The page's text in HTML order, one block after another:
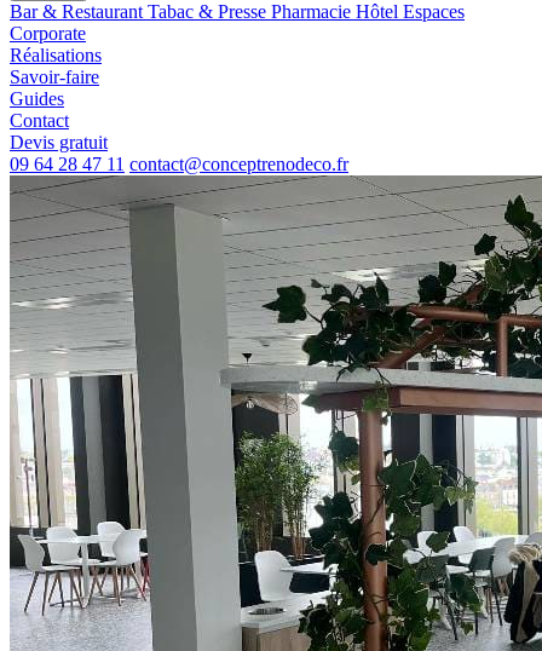
Bar & Restaurant Tabac & Presse Pharmacie Hôtel Espaces
Corporate
Réalisations
Savoir-faire
Guides
Contact
Devis gratuit
09 64 28 47 11 contact@conceptrenodeco.fr